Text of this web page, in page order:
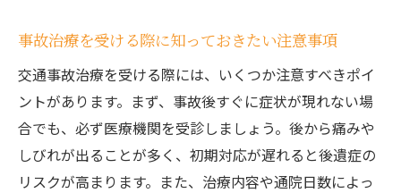
事故治療を受ける際に知っておきたい注意事項
交通事故治療を受ける際には、いくつか注意すべきポイ
ントがあります。まず、事故後すぐに症状が現れない場
合でも、必ず医療機関を受診しましょう。後から痛みや
しびれが出ることが多く、初期対応が遅れると後遺症の
リスクが高まります。また、治療内容や通院日数によっ